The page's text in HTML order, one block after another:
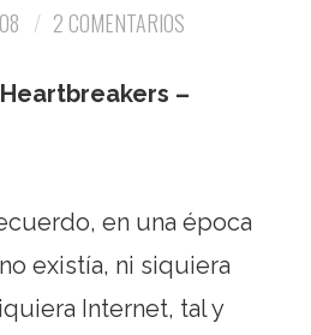
2 COMENTARIOS
–
en una época
existía, ni siquiera
Internet, tal y